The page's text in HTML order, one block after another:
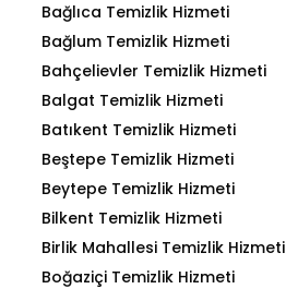
Bağlıca Temizlik Hizmeti
Bağlum Temizlik Hizmeti
Bahçelievler Temizlik Hizmeti
Balgat Temizlik Hizmeti
Batıkent Temizlik Hizmeti
Beştepe Temizlik Hizmeti
Beytepe Temizlik Hizmeti
Bilkent Temizlik Hizmeti
Birlik Mahallesi Temizlik Hizmeti
Boğaziçi Temizlik Hizmeti